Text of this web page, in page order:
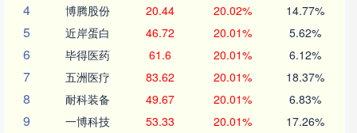
4 博腾股份 20.44 20.02% 14.77%
5 近岸蛋白 46.72 20.01% 5.62%
6 毕得医药 61.6 20.01% 6.12%
7 五洲医疗 83.62 20.01% 18.37%
8 耐科装备 49.67 20.01% 6.83%
9 一博科技 53.33 20.01% 17.26%